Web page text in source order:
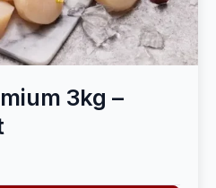
3kg –